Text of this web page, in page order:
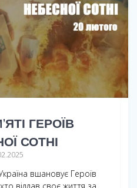
ГЕРОЇВ
СОТНІ
вшановує Героїв